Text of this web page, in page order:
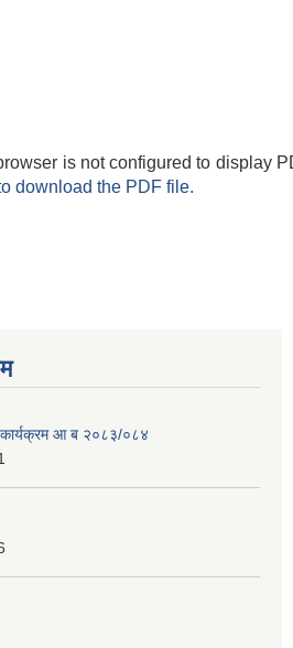
is not configured to display
download the PDF file.
कार्यक्रम आ ब २०८३/०८४